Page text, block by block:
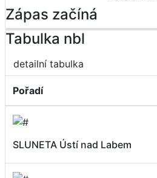
Zápas začíná
Tabulka nbl
detailní tabulka
Pořadí
SLUNETA Ústí nad Labem